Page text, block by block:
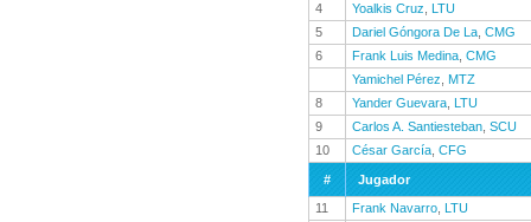
4
Yoalkis Cruz
LTU
5
Dariel Góngora De La CMG
6
Frank Luis Medina CMG
Yamichel Pérez
MTZ
8
Yander Guevara LTU
9
Carlos A. Santiesteban SCU
10
César García CFG
#
Jugador
11
Frank Navarro LTU